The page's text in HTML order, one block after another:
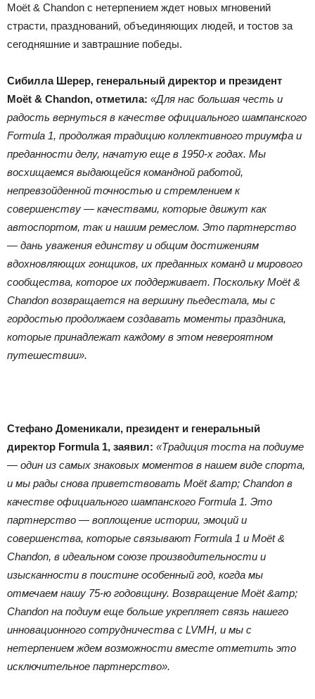
Moët & Chandon с нетерпением ждет новых мгновений
страсти, празднований, объединяющих людей, и тостов за
сегодняшние и завтрашние победы.
Сибилла Шерер, генеральный директор и президент
Moët & Chandon, отметила: «Для нас большая честь и
радость вернуться в качестве официального шампанского
Formula 1, продолжая традицию коллективного триумфа и
преданности делу, начатую еще в 1950-х годах. Мы
восхищаемся выдающейся командной работой,
непревзойденной точностью и стремлением к
совершенству — качествами, которые движут как
автоспортом, так и нашим ремеслом. Это партнерство
— дань уважения единству и общим достижениям
вдохновляющих гонщиков, их преданных команд и мирового
сообщества, которое их поддерживает. Поскольку Moët &
Chandon возвращается на вершину пьедестала, мы с
гордостью продолжаем создавать моменты праздника,
которые принадлежат каждому в этом невероятном
путешествии».
Стефано Доменикали, президент и генеральный
директор Formula 1, заявил: «Традиция тоста на подиуме
— один из самых знаковых моментов в нашем виде спорта,
и мы рады снова приветствовать Moët &amp; Chandon в
качестве официального шампанского Formula 1. Это
партнерство — воплощение истории, эмоций и
совершенства, которые связывают Formula 1 и Moët &
Chandon, в идеальном союзе производительности и
изысканности в поистине особенный год, когда мы
отмечаем нашу 75-ю годовщину. Возвращение Moët &amp;
Chandon на подиум еще больше укрепляет связь нашего
инновационного сотрудничества с LVMH, и мы с
нетерпением ждем возможности вместе отметить это
исключительное партнерство».